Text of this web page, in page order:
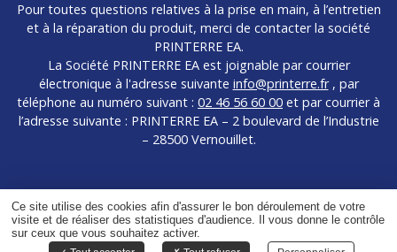
Pour toutes questions relatives à la prise en main, à l’entretien
et à la réparation du produit, merci de contacter la société
PRINTERRE EA.
La Société PRINTERRE EA est joignable par courrier
électronique à l'adresse suivante info@printerre.fr, par
téléphone au numéro suivant : 02 46 56 60 00 et par courrier à
l’adresse suivante : PRINTERRE EA – 2 boulevard de l’Industrie
– 28500 Vernouillet.
©Copyright 2024 -
Ce site utilise des cookies afin d'assurer le bon déroulement de votre
visite et de réaliser des statistiques d'audience. Il vous donne le contrôle
sur ceux que vous souhaitez activer.